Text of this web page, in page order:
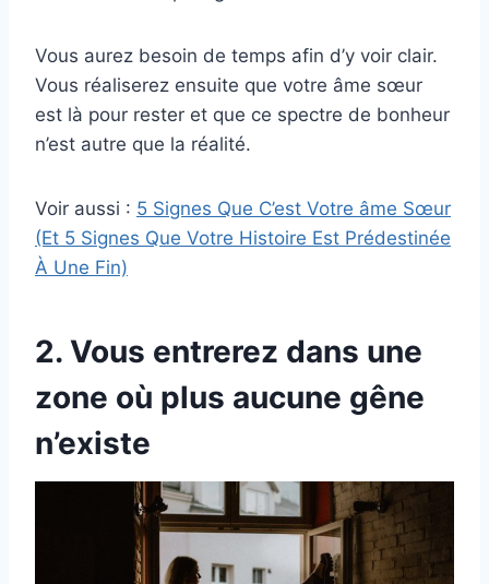
Vous aurez besoin de temps afin d’y voir clair.
Vous réaliserez ensuite que votre âme sœur
est là pour rester et que ce spectre de bonheur
n’est autre que la réalité.
Voir aussi : 5 Signes Que C’est Votre âme Sœur
(Et 5 Signes Que Votre Histoire Est Prédestinée
À Une Fin)
2. Vous entrerez dans une
zone où plus aucune gêne
n’existe